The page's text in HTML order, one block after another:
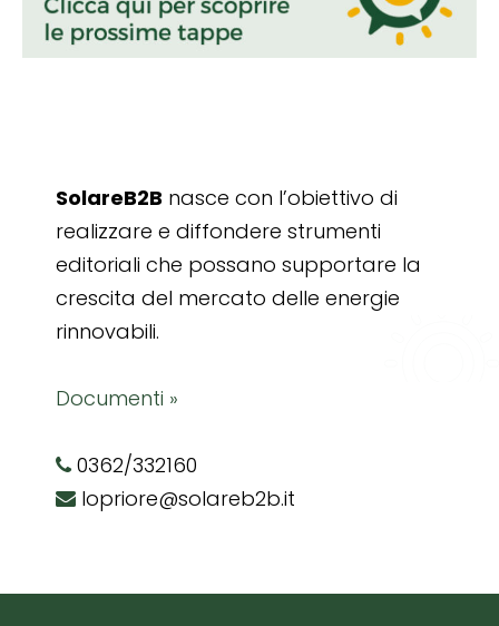
SolareB2B nasce con l’obiettivo di
realizzare e diffondere strumenti
editoriali che possano supportare la
crescita del mercato delle energie
rinnovabili.
Documenti »
0362/332160
lopriore@solareb2b.it